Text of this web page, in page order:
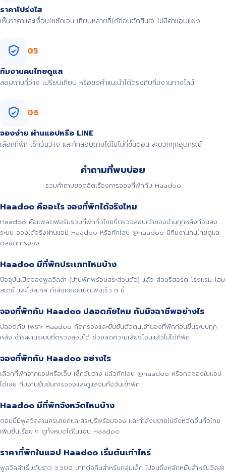
ราคาโปร่งใส
เห็นราคาและเงื่อนไขชัดเจน เทียบหลายที่ได้ก่อนตัดสินใจ ไม่มีค่าแอบแฝง
05
ทีมงานคนไทยดูแล
สอบถามที่ว่าง เปรียบเทียบ หรือขอคำแนะนำได้ตรงกับทีมงานทางไลน์
06
จองง่าย ผ่านแอปหรือ LINE
เลือกที่พัก เช็กวันว่าง และทักสอบถามได้ในไม่กี่ขั้นตอน สะดวกทุกอุปกรณ์
คำถามที่พบบ่อย
รวมคำถามยอดฮิตเรื่องการจองที่พักกับ Haadoo
Haadoo คืออะไร จองที่พักได้จริงไหม
Haadoo คือแพลตฟอร์มรวมที่พักทั่วไทยที่ตรวจสอบเจ้าของบ้านทุกหลังก่อนลง
ระบบ จองได้จริงผ่านแอป Haadoo หรือทักไลน์ @haadoo มีทีมงานคนไทยดูแล
ตลอดการจอง
Haadoo มีที่พักประเภทไหนบ้าง
ปัจจุบันเปิดจองพูลวิลล่า (บ้านพักพร้อมสระส่วนตัว) แล้ว ส่วนรีสอร์ต โรงแรม โฮม
สเตย์ และโฮสเทล กำลังทยอยเปิดเพิ่มเร็ว ๆ นี้
จองที่พักกับ Haadoo ปลอดภัยไหม กันมิจฉาชีพอย่างไร
ปลอดภัย เพราะ Haadoo คัดกรองและยืนยันตัวตนเจ้าของที่พักก่อนขึ้นระบบทุก
หลัง ชำระผ่านระบบที่ตรวจสอบได้ ช่วยลดความเสี่ยงโอนแล้วไม่ได้ที่พัก
จองที่พักกับ Haadoo อย่างไร
เลือกที่พักจากแอปหรือเว็บ เช็กวันว่าง แล้วทักไลน์ @haadoo หรือกดจองในแอป
ได้เลย ทีมงานยืนยันการจองและดูแลจนถึงวันเข้าพัก
Haadoo มีที่พักจังหวัดไหนบ้าง
ตอนนี้มีพูลวิลล่านครนายกและสระบุรีพร้อมจอง และกำลังขยายไปจังหวัดอื่นทั่วไทย
เพิ่มขึ้นเรื่อย ๆ ดูทั้งหมดได้ในแอป Haadoo
ราคาที่พักในแอป Haadoo เริ่มต้นเท่าไหร่
พูลวิลล่าเริ่มต้นราว 3,500 บาทต่อคืนสำหรับกลุ่มเล็ก ไปจนถึงหลักหมื่นสำหรับวิลล่า